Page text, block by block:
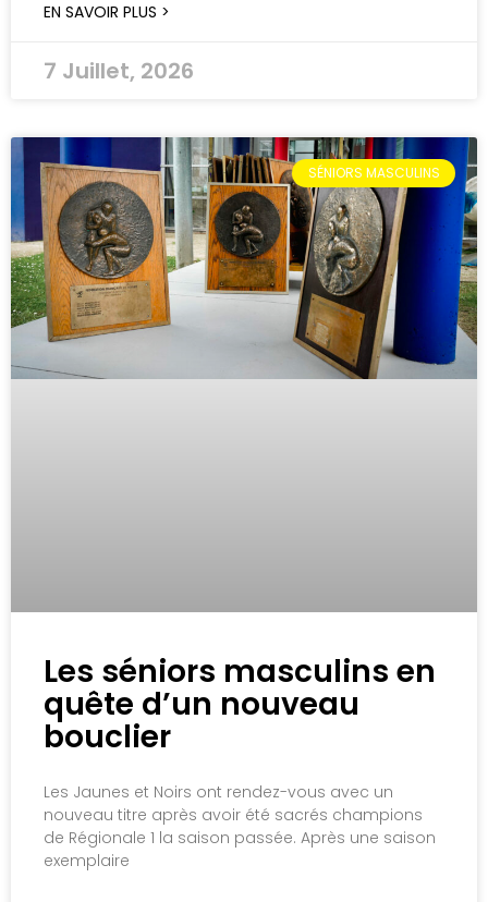
EN SAVOIR PLUS >
7 Juillet, 2026
SÉNIORS MASCULINS
Les séniors masculins en
quête d’un nouveau
bouclier
Les Jaunes et Noirs ont rendez-vous avec un
nouveau titre après avoir été sacrés champions
de Régionale 1 la saison passée. Après une saison
exemplaire